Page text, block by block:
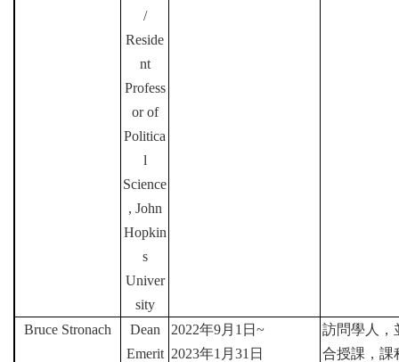
/
Reside
nt
Profess
or of
Politica
l
Science
, John
Hopkin
s
Univer
sity
Bruce Stronach
Dean
Emerit
2022年9月 1 日 ~
2023年1 月 31 日
訪問學人，
合授課，課